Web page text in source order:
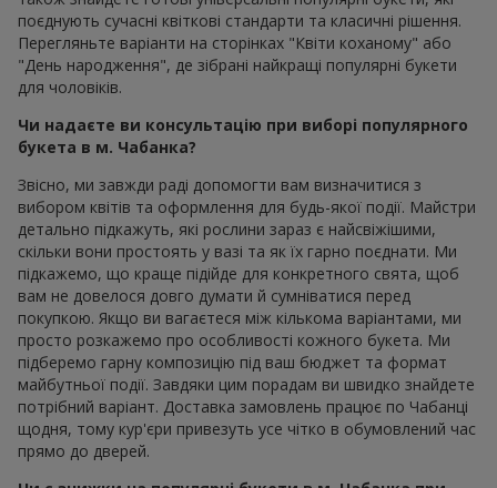
поєднують сучасні квіткові стандарти та класичні рішення.
Перегляньте варіанти на сторінках "Квіти коханому" або
"День народження", де зібрані найкращі популярні букети
для чоловіків.
Чи надаєте ви консультацію при виборі популярного
букета в м. Чабанка?
Звісно, ми завжди раді допомогти вам визначитися з
вибором квітів та оформлення для будь-якої події. Майстри
детально підкажуть, які рослини зараз є найсвіжішими,
скільки вони простоять у вазі та як їх гарно поєднати. Ми
підкажемо, що краще підійде для конкретного свята, щоб
вам не довелося довго думати й сумніватися перед
покупкою. Якщо ви вагаєтеся між кількома варіантами, ми
просто розкажемо про особливості кожного букета. Ми
підберемо гарну композицію під ваш бюджет та формат
майбутньої події. Завдяки цим порадам ви швидко знайдете
потрібний варіант. Доставка замовлень працює по Чабанці
щодня, тому кур'єри привезуть усе чітко в обумовлений час
прямо до дверей.